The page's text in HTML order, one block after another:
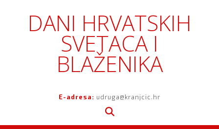
DANI HRVATSKIH
SVETACA I
BLAŽENIKA
E-adresa: udruga@kranjcic.hr